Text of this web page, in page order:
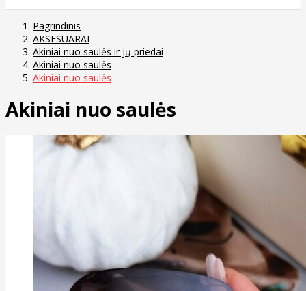
Pagrindinis
AKSESUARAI
Akiniai nuo saulės ir jų priedai
Akiniai nuo saulės
Akiniai nuo saulės
Akiniai nuo saulės